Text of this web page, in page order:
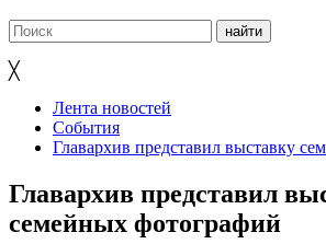
╳
Лента новостей
События
Главархив представил выставку
Главархив представил
семейных фотографий